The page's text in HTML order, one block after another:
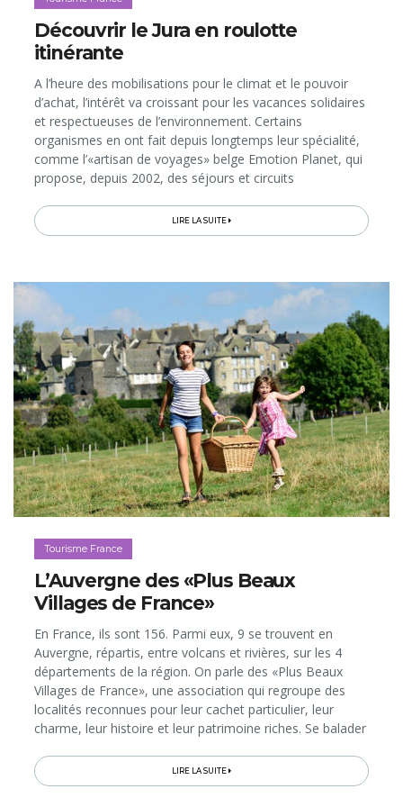
Découvrir le Jura en roulotte
itinérante
A l’heure des mobilisations pour le climat et le pouvoir
d’achat, l’intérêt va croissant pour les vacances solidaires
et respectueuses de l’environnement. Certains
organismes en ont fait depuis longtemps leur spécialité,
comme l’«artisan de voyages» belge Emotion Planet, qui
propose, depuis 2002, des séjours et circuits
aux quatre coins du globe. Ce samedi, nous vous offrons
l’une de ces expériences extra-ordinaires. Il s’agit de partir
dans la nature et à la rencontre des habitants.
LIRE LA SUITE
Tourisme France
L’Auvergne des «Plus Beaux
Villages de France»
En France, ils sont 156. Parmi eux, 9 se trouvent en
Auvergne, répartis, entre volcans et rivières, sur les 4
départements de la région. On parle des «Plus Beaux
Villages de France», une association qui regroupe des
localités reconnues pour leur cachet particulier, leur
charme, leur histoire et leur patrimoine riches. Se balader
plonger dans un décor d’antan, animé par de nombreux
événements, des artistes et artisans, des commerces et
LIRE LA SUITE